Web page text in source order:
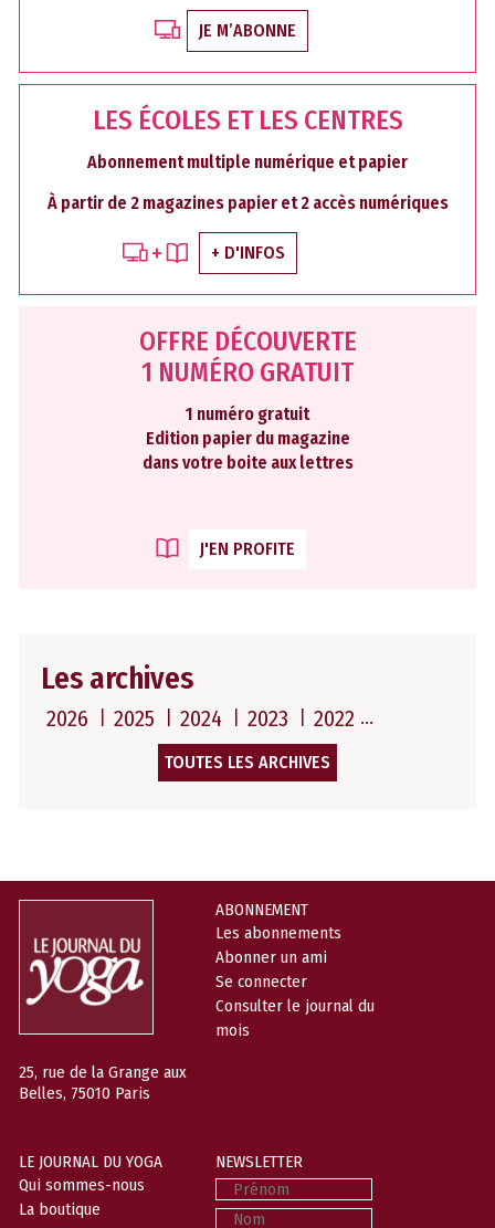
JE M’ABONNE
LES ÉCOLES ET LES CENTRES
Abonnement multiple numérique et papier
À partir de 2 magazines papier et 2 accès numériques
+ D'INFOS
OFFRE DÉCOUVERTE
1 NUMÉRO GRATUIT
1 numéro gratuit
Edition papier du magazine
dans votre boite aux lettres
J'EN PROFITE
Les archives
2026 2025 2024 2023 2022
TOUTES LES ARCHIVES
25, rue de la Grange aux
Belles, 75010 Paris
ABONNEMENT
Les abonnements
Abonner un ami
Se connecter
Consulter le journal du
mois
LE JOURNAL DU YOGA
Qui sommes-nous
La boutique
NEWSLETTER
Prénom
Nom